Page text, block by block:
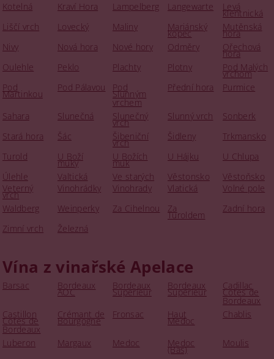
Kotelná
Kraví Hora Lampelberg Langewarte Levá
klentnická
Liščí vrch
Lovecký Maliny Mariánský
kopec
Mutěnská
hora
Nivy
Nová hora Nové hory Odměry Ořechová
hora
Oulehle
Peklo Plachty Plotny Pod Malých
vrchom
Pod
Martinkou
Pod Pálavou Pod
Slunným
vrchem
Přední hora Purmice
Sahara Slunečná Slunečný
vrch
Slunný vrch
Sonberk
Stará hora
Šác Šibeniční
vrch
Šidleny
Trkmansko
Turold
U Boží
muky
U Božích
muk
U Hájku
U Chlupa
Úlehle
Valtická Ve starých Věstonsko
Věstoňsko
Veterný
vrch
Vinohrádky Vinohrady Vlatická
Volné pole
Waldberg
Weinperky Za Cihelnou Za
Turoldem
Zadní hora
Zimní vrch
Železná
Vína z vinařské Apelace
Barsac Bordeaux
AOC
Bordeaux
Superieur
Bordeaux
Supérieur
Cadillac
Cotes de
Bordeaux
Castillon
Cotes de
Bordeaux
Crémant de
Bourgogne
Fronsac Haut
Medoc
Chablis
Luberon Margaux Medoc Medoc
(Bas)
Moulis